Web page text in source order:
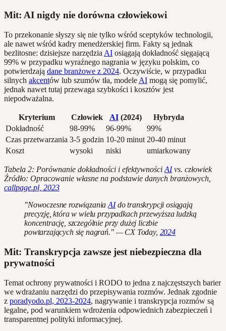
Mit: AI nigdy nie dorówna człowiekowi
To przekonanie słyszy się nie tylko wśród sceptyków technologii,
ale nawet wśród kadry menedżerskiej firm. Fakty są jednak
bezlitosne: dzisiejsze narzędzia AI osiągają dokładność sięgającą
99% w przypadku wyraźnego nagrania w języku polskim, co
potwierdzają dane branżowe z 2024. Oczywiście, w przypadku
silnych akcentów lub szumów tła, modele AI mogą się pomylić,
jednak nawet tutaj przewaga szybkości i kosztów jest
niepodważalna.
Kryterium Człowiek AI(2024)
Hybryda
Dokładność
98-99% 96-99%
99%
Czas przetwarzania 3-5 godzin 10-20 minut 20-40 minut
Koszt
wysoki niski umiarkowany
Tabela 2: Porównanie dokładności i efektywności AIvs. człowiek
Źródło: Opracowanie własne na podstawie danych branżowych,
callpage.pl, 2023
"Nowoczesne rozwiązaniaAIdo transkrypcji osiągają
precyzję, która w wielu przypadkach przewyższa ludzką
koncentrację, szczególnie przy dużej liczbie
powtarzających się nagrań." — CX Today, 2024
Mit: Transkrypcja zawsze jest niebezpieczna dla
prywatności
Temat ochrony prywatności i RODO to jedna z najczęstszych barier
we wdrażaniu narzędzi do przepisywania rozmów. Jednak zgodnie
z poradyodo.pl, 2023-2024, nagrywanie i transkrypcja rozmów są
legalne, pod warunkiem wdrożenia odpowiednich zabezpieczeń i
transparentnej polityki informacyjnej.